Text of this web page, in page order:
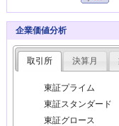
企業価値分析
取引所 決算月
東証プライム
東証スタンダード
東証グロース